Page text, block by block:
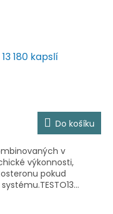
180 kapslí
Do košíku
v
výkonnosti,
pokud